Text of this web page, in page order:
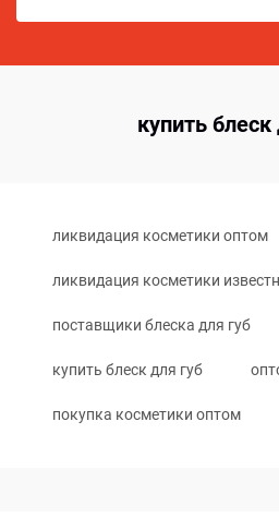
купить блеск
ликвидация косметики оптом
ликвидация косметики
поставщики блеска для губ
купить блеск для губ
покупка косметики оптом